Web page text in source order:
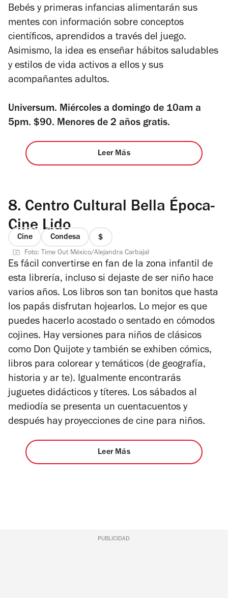
Bebés y primeras infancias alimentarán sus
mentes con información sobre conceptos
científicos, aprendidos a través del juego.
Asimismo, la idea es enseñar hábitos saludables
y estilos de vida activos a ellos y sus
acompañantes adultos.
Universum. Miércoles a domingo de 10am a
5pm. $90. Menores de 2 años gratis.
Leer Más
8. Centro Cultural Bella Época-
Cine Lido
Cine Condesa
precio
1
de
4
Foto: Time Out México/Alejandra Carbajal
Es fácil convertirse en fan de la zona infantil de
esta librería, incluso si dejaste de ser niño hace
varios años. Los libros son tan bonitos que hasta
los papás disfrutan hojearlos. Lo mejor es que
puedes hacerlo acostado o sentado en cómodos
cojines. Hay versiones para niños de clásicos
como Don Quijote y también se exhiben cómics,
libros para colorear y temáticos (de geografía,
historia y ar te). Igualmente encontrarás
juguetes didácticos y títeres. Los sábados al
mediodía se presenta un cuentacuentos y
después hay proyecciones de cine para niños.
Leer Más
PUBLICIDAD